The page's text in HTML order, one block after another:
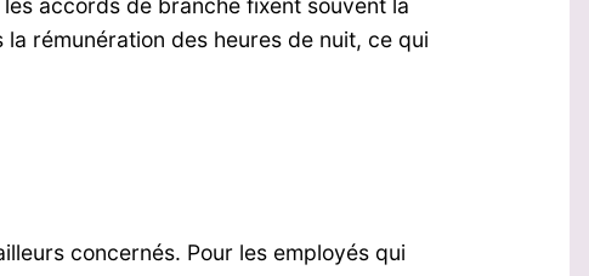
accords de branche fixent souvent la
rémunération des heures de nuit, ce qui
concernés. Pour les employés qui